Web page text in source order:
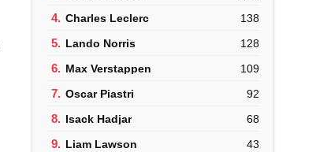
4. Charles Leclerc 138
5. Lando Norris 128
6. Max Verstappen 109
7. Oscar Piastri 92
8. Isack Hadjar 68
9. Liam Lawson 43